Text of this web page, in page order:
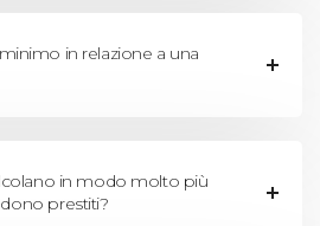
in relazione a una
in modo molto più
prestiti?